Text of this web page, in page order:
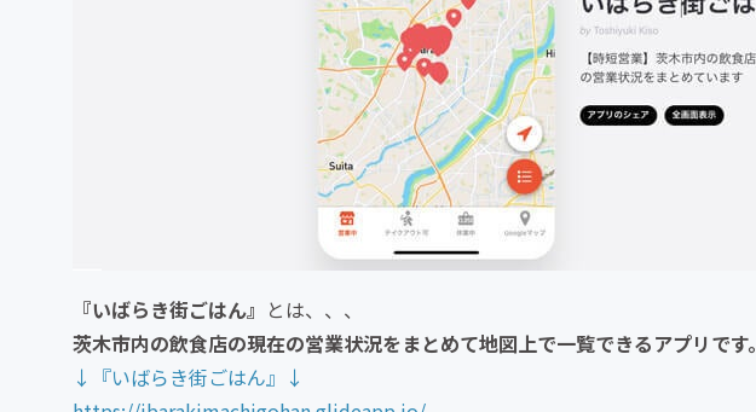
『いばらき街ごはん』 とは、、、
茨木市内の飲食店の現在の営業状況をまとめて地図上で一覧できるアプリです。
↓『いばらき街ごはん』↓